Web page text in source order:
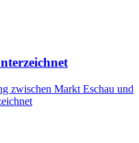
zwischen Markt Eschau und